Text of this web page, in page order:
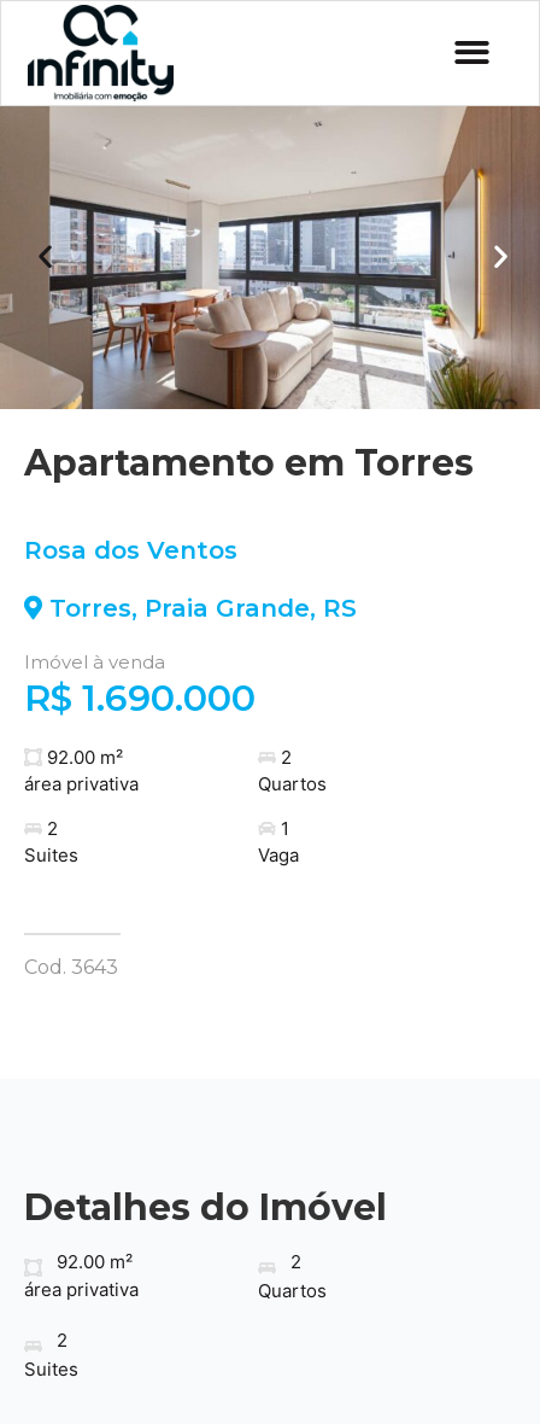
Apartamento em Torres
Rosa dos Ventos
Torres, Praia Grande, RS
Imóvel à venda
R$ 1.690.000
92.00 m²
área privativa
2
Quartos
2
Suites
1
Vaga
Cod. 3643
Detalhes do Imóvel
92.00 m²
área privativa
2
Quartos
2
Suites